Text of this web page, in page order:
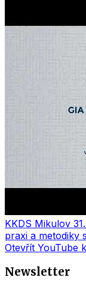
KKDS Mikulov
praxi a metodiky
Otevřít YouTube
Newsletter